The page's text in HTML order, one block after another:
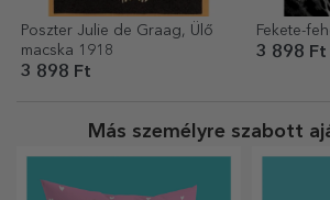
Poszter Julie de Graag, Ülő
macska 1918
3 898 Ft
Fekete-
3 898 Ft
Más személyre szabott